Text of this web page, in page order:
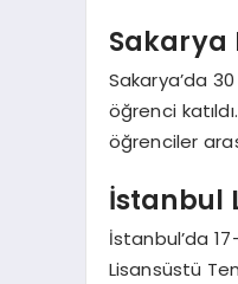
Sakarya
Sakarya’da
öğrenci
öğrenciler
İstanbul
İstanbul’da
Lisansüstü